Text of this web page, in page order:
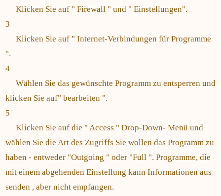
Klicken Sie auf " Firewall " und " Einstellungen".
3
Klicken Sie auf " Internet-Verbindungen für Programme
".
4
Wählen Sie das gewünschte Programm zu entsperren und
klicken Sie auf" bearbeiten ".
5
Klicken Sie auf die " Access " Drop-Down- Menü und
wählen Sie die Art des Zugriffs Sie wollen das Programm zu
haben - entweder "Outgoing " oder "Full ". Programme, die
mit einem abgehenden Einstellung kann Informationen aus
senden , aber nicht empfangen.